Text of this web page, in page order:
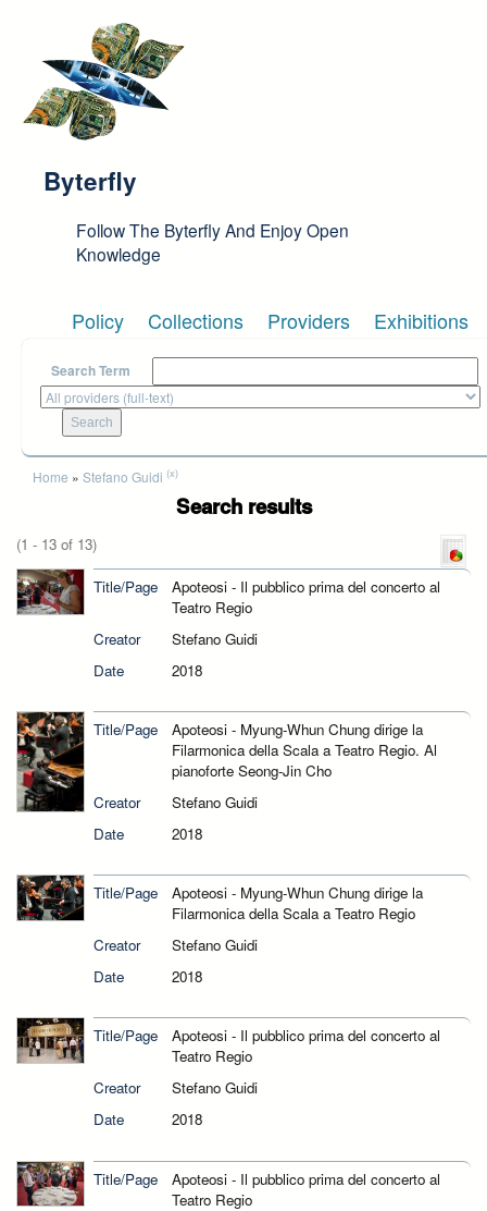
Byterfly
Follow The Byterfly And Enjoy Open
Knowledge
Policy Collections Providers Exhibitions
Search Term
You are here
Home » Stefano Guidi (x)
Search results
(1 - 13 of 13)
Title/Page
Apoteosi - Il pubblico prima del concerto al
Teatro Regio
Creator
Stefano Guidi
Date
2018
Title/Page
Apoteosi - Myung-Whun Chung dirige la
Filarmonica della Scala a Teatro Regio. Al
pianoforte Seong-Jin Cho
Creator
Stefano Guidi
Date
2018
Title/Page
Apoteosi - Myung-Whun Chung dirige la
Filarmonica della Scala a Teatro Regio
Creator
Stefano Guidi
Date
2018
Title/Page
Apoteosi - Il pubblico prima del concerto al
Teatro Regio
Creator
Stefano Guidi
Date
2018
Title/Page
Apoteosi - Il pubblico prima del concerto al
Teatro Regio